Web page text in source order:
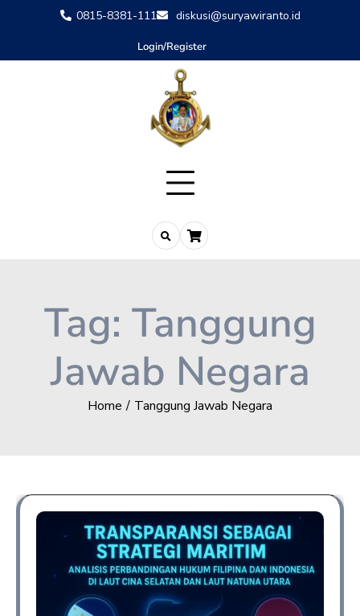
0815-8381-111 diskusi@suryawiranto.id
Login/Register
Tag: Tanggung
Jawab Negara
Home Tanggung Jawab Negara